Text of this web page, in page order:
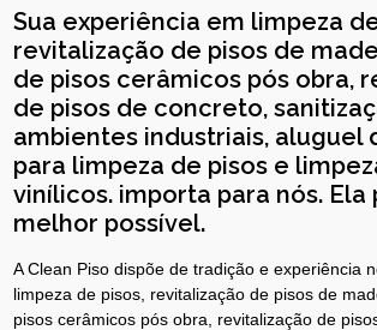
Sua experiência em limpeza
revitalização de pisos de
de pisos cerâmicos pós obra,
de pisos de concreto,
ambientes industriais, aluguel
para limpeza de pisos e
vinílicos. importa para nós. Ela
melhor possível.
A Clean Piso dispõe de tradição e experiência
limpeza de pisos, revitalização de pisos de
pisos cerâmicos pós obra, revitalização de